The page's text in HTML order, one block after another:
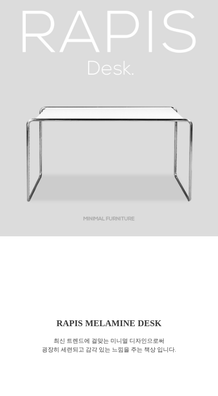
RAPIS MELAMINE DESK
최신 트렌드에 걸맞는 미니멀 디자인으로써
굉장히 세련되고 감각 있는 느낌을 주는 책상 입니다.